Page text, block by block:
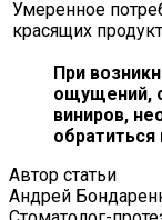
Умеренное
красящих
При
ощущений,
виниров,
Автор статьи
Андрей